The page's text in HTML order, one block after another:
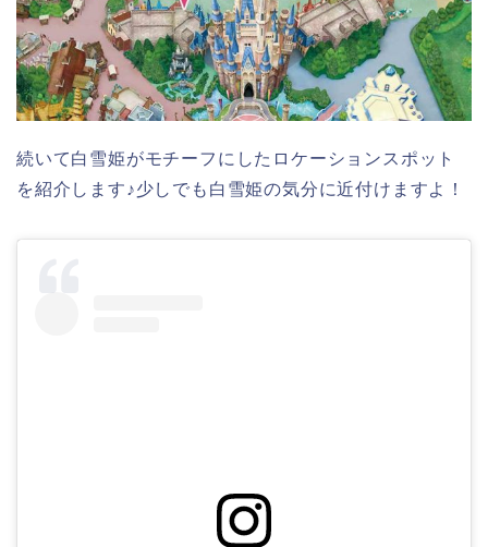
続いて白雪姫がモチーフにしたロケーションスポット
を紹介します♪少しでも白雪姫の気分に近付けますよ！